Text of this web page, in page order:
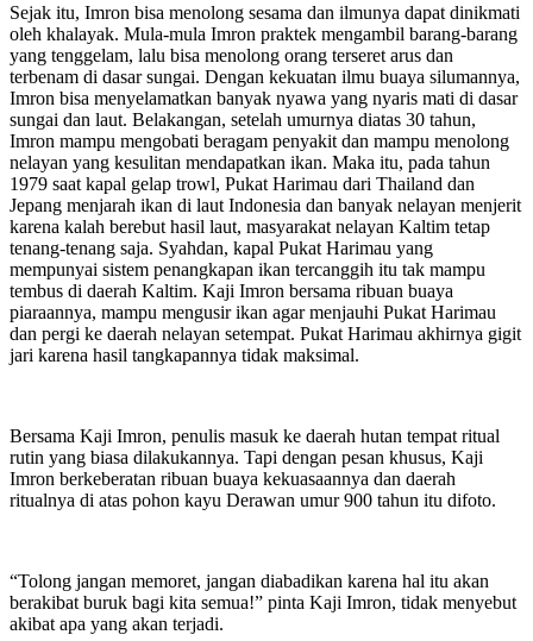
Sejak itu, Imron bisa menolong sesama dan ilmunya dapat dinikmati
oleh khalayak. Mula-mula Imron praktek mengambil barang-barang
yang tenggelam, lalu bisa menolong orang terseret arus dan
terbenam di dasar sungai. Dengan kekuatan ilmu buaya silumannya,
Imron bisa menyelamatkan banyak nyawa yang nyaris mati di dasar
sungai dan laut. Belakangan, setelah umurnya diatas 30 tahun,
Imron mampu mengobati beragam penyakit dan mampu menolong
nelayan yang kesulitan mendapatkan ikan. Maka itu, pada tahun
1979 saat kapal gelap trowl, Pukat Harimau dari Thailand dan
Jepang menjarah ikan di laut Indonesia dan banyak nelayan menjerit
karena kalah berebut hasil laut, masyarakat nelayan Kaltim tetap
tenang-tenang saja. Syahdan, kapal Pukat Harimau yang
mempunyai sistem penangkapan ikan tercanggih itu tak mampu
tembus di daerah Kaltim. Kaji Imron bersama ribuan buaya
piaraannya, mampu mengusir ikan agar menjauhi Pukat Harimau
dan pergi ke daerah nelayan setempat. Pukat Harimau akhirnya gigit
jari karena hasil tangkapannya tidak maksimal.
Bersama Kaji Imron, penulis masuk ke daerah hutan tempat ritual
rutin yang biasa dilakukannya. Tapi dengan pesan khusus, Kaji
Imron berkeberatan ribuan buaya kekuasaannya dan daerah
ritualnya di atas pohon kayu Derawan umur 900 tahun itu difoto.
“Tolong jangan memoret, jangan diabadikan karena hal itu akan
berakibat buruk bagi kita semua!” pinta Kaji Imron, tidak menyebut
akibat apa yang akan terjadi.